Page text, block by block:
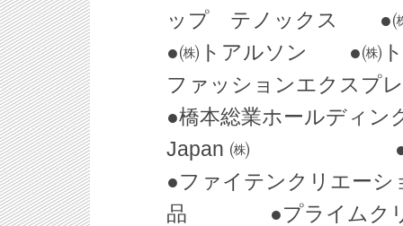
ップ テノックス ●㈱
●㈱トアルソン ●㈱
ファッションエクス
●橋本総業ホール
Japan ㈱
●ファイテンクリエ
品 ●プライムク